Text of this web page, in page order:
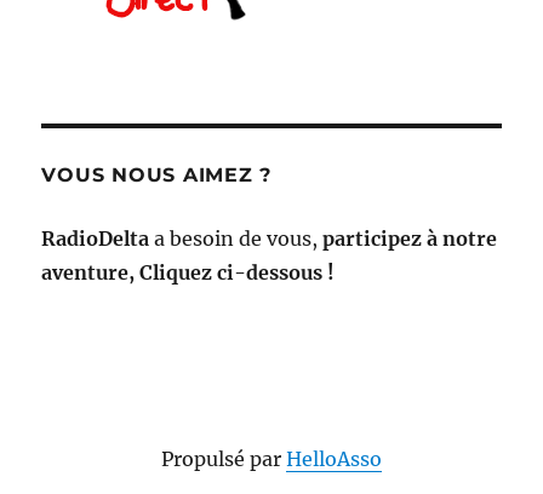
VOUS NOUS AIMEZ ?
RadioDelta a besoin de vous,participez à notre
aventure, Cliquez ci-dessous !
Propulsé par HelloAsso